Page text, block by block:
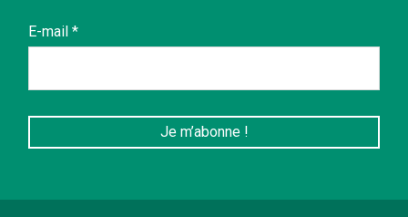
E-mail *